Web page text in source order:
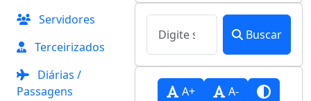
Servidores
Terceirizados
Diárias /
Passagens
Buscar
A+ A-